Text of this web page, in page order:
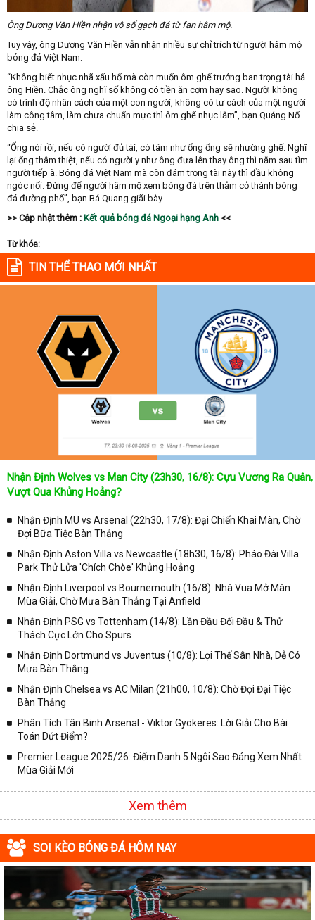
Ông Dương Văn Hiền nhận vô số gạch đá từ fan hâm mộ.
Tuy vậy, ông Dương Văn Hiền vẫn nhận nhiều sự chỉ trích từ người hâm mộ
bóng đá Việt Nam:
“Không biết nhục nhã xấu hổ mà còn muốn ôm ghế trưởng ban trọng tài hả
ông Hiền. Chắc ông nghĩ số không có tiền ăn cơm hay sao. Người không
có trình độ nhân cách của một con người, không có tư cách của một người
làm công tâm, làm chưa chuẩn mực thì ôm ghế nhục lắm”, bạn Quảng Nổ
chia sẻ.
“Ổng nói rồi, nếu có người đủ tài, có tâm như ổng ổng sẽ nhường ghế. Nghĩ
lại ổng thâm thiệt, nếu có người y như ông đưa lên thay ông thì năm sau tìm
người tiếp à. Bóng đá Việt Nam mà còn đám trọng tài này thì đầu không
ngóc nổi. Đừng để người hâm mộ xem bóng đá trên thảm cỏ thành bóng
đá đường phố”, bạn Bá Quang giãi bày.
>> Cập nhật thêm : Kết quả bóng đá Ngoại hạng Anh <<
Từ khóa:
TIN THỂ THAO MỚI NHẤT
Nhận Định Wolves vs Man City (23h30, 16/8): Cựu Vương Ra Quân,
Vượt Qua Khủng Hoảng?
Nhận Định MU vs Arsenal (22h30, 17/8): Đại Chiến Khai Màn, Chờ
Đợi Bữa Tiệc Bàn Thắng
Nhận Định Aston Villa vs Newcastle (18h30, 16/8): Pháo Đài Villa
Park Thử Lửa 'Chích Chòe' Khủng Hoảng
Nhận Định Liverpool vs Bournemouth (16/8): Nhà Vua Mở Màn
Mùa Giải, Chờ Mưa Bàn Thắng Tại Anfield
Nhận Định PSG vs Tottenham (14/8): Lần Đầu Đối Đầu & Thử
Thách Cực Lớn Cho Spurs
Nhận Định Dortmund vs Juventus (10/8): Lợi Thế Sân Nhà, Dễ Có
Mưa Bàn Thắng
Nhận Định Chelsea vs AC Milan (21h00, 10/8): Chờ Đợi Đại Tiệc
Bàn Thắng
Phân Tích Tân Binh Arsenal - Viktor Gyökeres: Lời Giải Cho Bài
Toán Dứt Điểm?
Premier League 2025/26: Điểm Danh 5 Ngôi Sao Đáng Xem Nhất
Mùa Giải Mới
Xem thêm
SOI KÈO BÓNG ĐÁ HÔM NAY